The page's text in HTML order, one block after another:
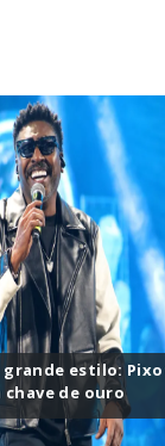
grande estilo:
chave de ouro